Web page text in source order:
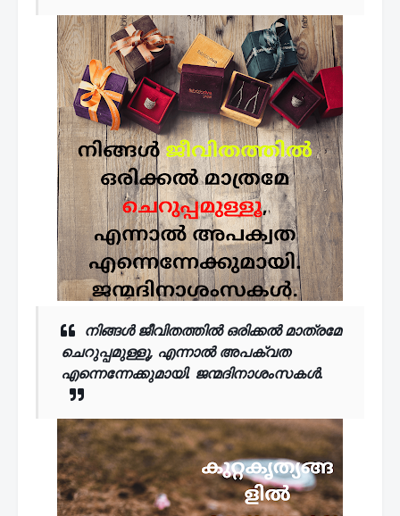
നിങ്ങൾജീവിതത്തിൽഒരിക്കൽ മാത്രമേ
ചെറുപ്പമുള്ളൂ, എന്നാൽ അപക്വത
എന്നെന്നേക്കുമായി. ജന്മദിനാശംസകൾ.